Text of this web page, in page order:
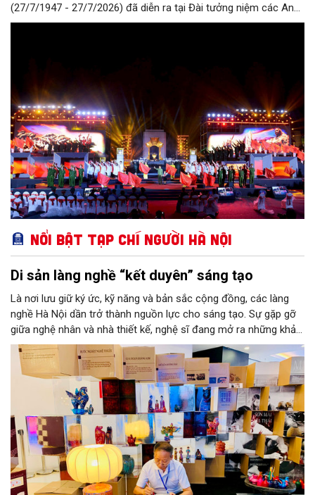
(27/7/1947 - 27/7/2026) đã diễn ra tại Đài tưởng niệm các Anh
hùng liệt sĩ trên đường Bắc Sơn (Hà Nội).
Nổi bật Tạp chí Người Hà Nội
Di sản làng nghề “kết duyên” sáng tạo
Là nơi lưu giữ ký ức, kỹ năng và bản sắc cộng đồng, các làng
nghề Hà Nội dần trở thành nguồn lực cho sáng tạo. Sự gặp gỡ
giữa nghệ nhân và nhà thiết kế, nghệ sĩ đang mở ra những khả
năng phát triển mới cho thủ công đương đại trên nền tảng di
sản. Từ những cuộc “kết duyên” đầy cảm hứng ấy, Hà Nội đang
khơi thông mạch ngầm của hệ sinh thái thủ công, biến vốn cổ
thành động lực bền vững cho tương lai.